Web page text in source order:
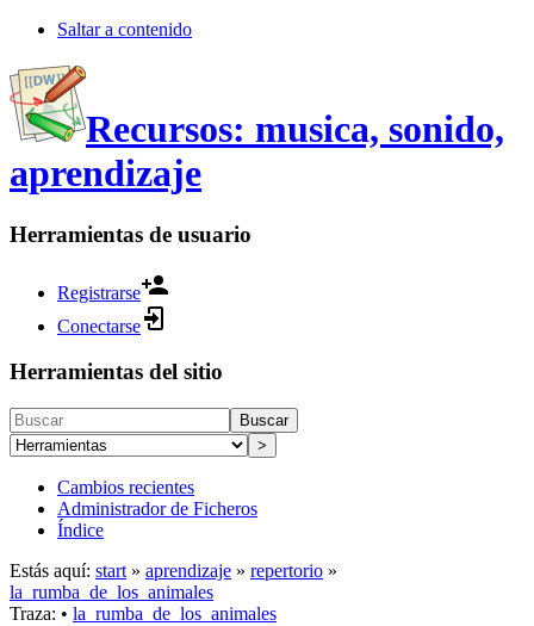
Saltar a contenido
Recursos: musica, sonido,
aprendizaje
Herramientas de usuario
Registrarse
Conectarse
Herramientas del sitio
Buscar
>
Cambios recientes
Administrador de Ficheros
Índice
Estás aquí: start » aprendizaje » repertorio »
la_rumba_de_los_animales
Traza: • la_rumba_de_los_animales